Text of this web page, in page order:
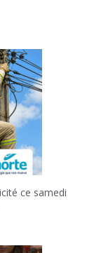
ce samedi